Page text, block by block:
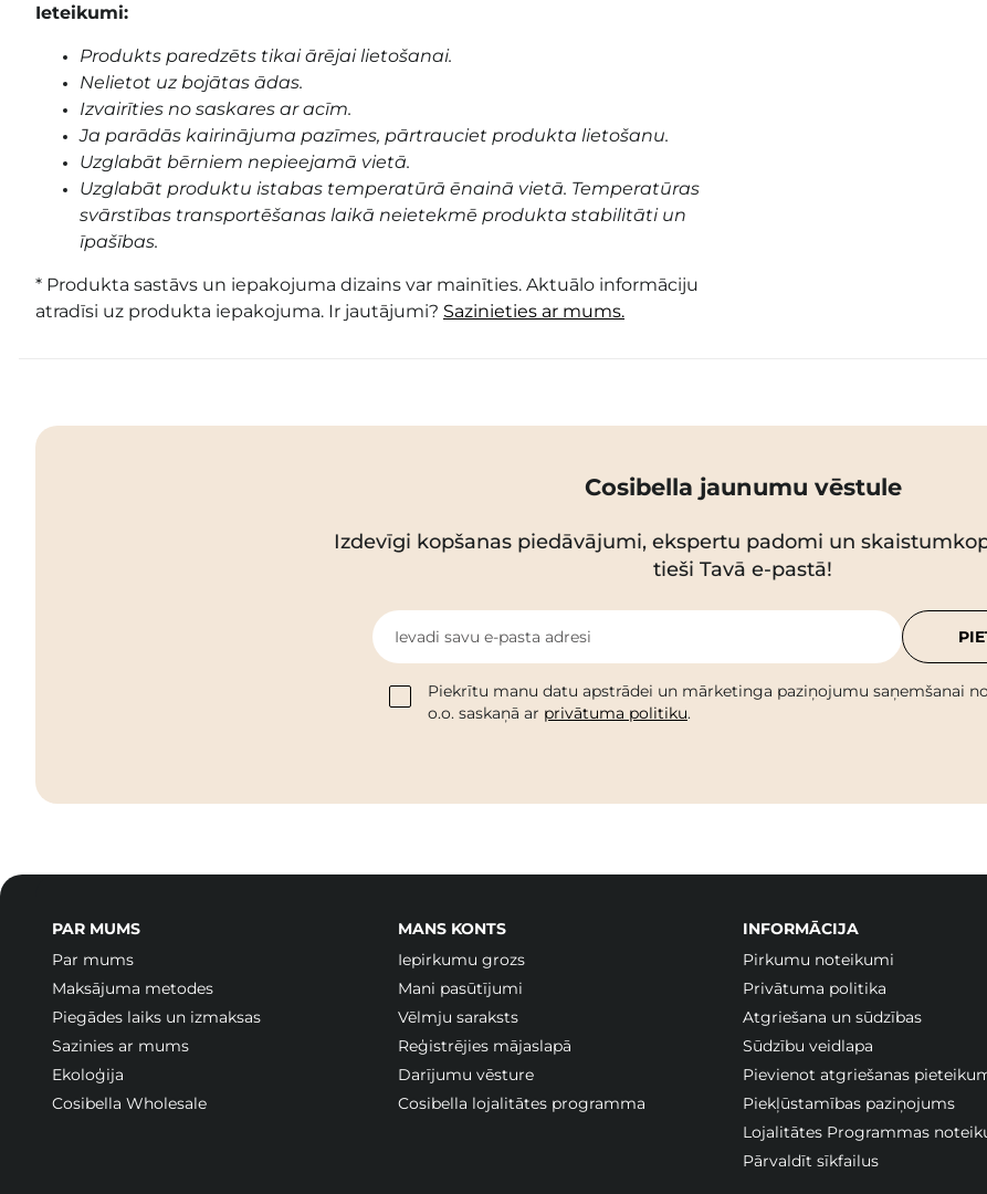
Ieteikumi:
Produkts paredzēts tikai ārējai lietošanai.
Nelietot uz bojātas ādas.
Izvairīties no saskares ar acīm.
Ja parādās kairinājuma pazīmes, pārtrauciet produkta lietošanu.
Uzglabāt bērniem nepieejamā vietā.
Uzglabāt produktu istabas temperatūrā ēnainā vietā. Temperatūras
svārstības transportēšanas laikā neietekmē produkta stabilitāti un
īpašības.
* Produkta sastāvs un iepakojuma dizains var mainīties. Aktuālo informāciju
atradīsi uz produkta iepakojuma. Ir jautājumi? Sazinieties ar mums.
Cosibella jaunumu vēstule
Izdevīgi kopšanas piedāvājumi, ekspertu padomi un
tieši Tavā e-pastā!
Ievadi savu e-pasta adresi
Piekrītu manu datu apstrādei un mārketinga paziņojumu saņemšanai
o.o. saskaņā ar privātuma politiku.
PAR MUMS
Par mums
Maksājuma metodes
Piegādes laiks un izmaksas
Sazinies ar mums
Ekoloģija
Cosibella Wholesale
MANS KONTS
Iepirkumu grozs
Mani pasūtījumi
Vēlmju saraksts
Reģistrējies mājaslapā
Darījumu vēsture
Cosibella lojalitātes programma
INFORMĀCIJA
Pirkumu noteikumi
Privātuma politika
Atgriešana un sūdzības
Sūdzību veidlapa
Pievienot atgriešanas
Piekļūstamības paziņojums
Lojalitātes Programmas
Pārvaldīt sīkfailus